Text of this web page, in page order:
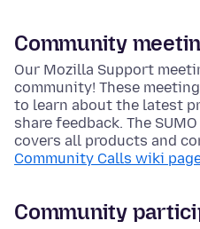
Community
Our Mozilla Support
community! These
to learn about the latest
share feedback. The
covers all products and
Community Calls wiki
Community